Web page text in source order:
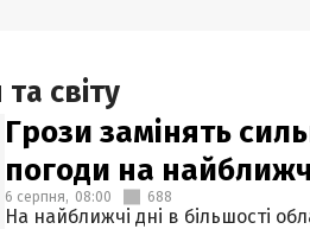
світу
Грози замінять
погоди на
6 серпня, 08:00 688
На найближчі дні в більшості